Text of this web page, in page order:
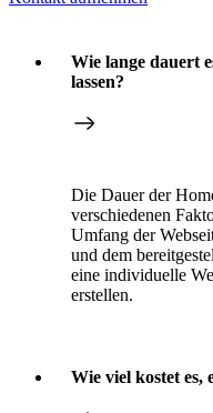
Wie lange dauert
lassen?
Die Dauer der
verschiedenen
Umfang der
und dem
eine individuelle
erstellen.
Wie viel kostet es,